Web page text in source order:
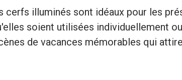
cerfs illuminés sont idéaux pour les
soient utilisées individuellement
de vacances mémorables qui